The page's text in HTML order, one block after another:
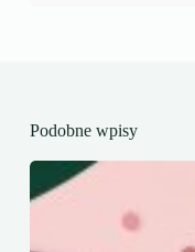
Podobne wpisy